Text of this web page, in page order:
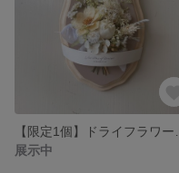
展示中